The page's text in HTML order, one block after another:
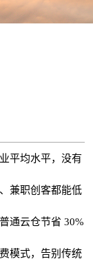
平均水平，没有
兼职创客都能低
通云仓节省 30%
模式，告别传统